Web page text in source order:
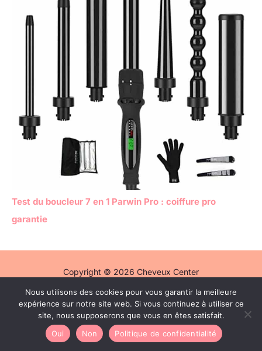
Test du boucleur 7 en 1 Parwin Pro : coiffure pro
garantie
Copyright © 2026 Cheveux Center
Politique de confidentialité
Mentions légales
Contact
Nous utilisons des cookies pour vous garantir la meilleure
expérience sur notre site web. Si vous continuez à utiliser ce
site, nous supposerons que vous en êtes satisfait.
Oui
Non Politique de confidentialité